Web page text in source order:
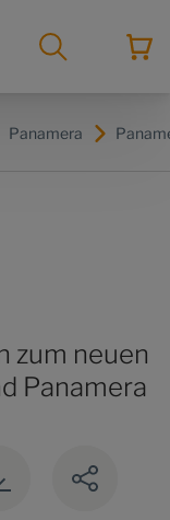
Panamera
zum neuen
Panamera